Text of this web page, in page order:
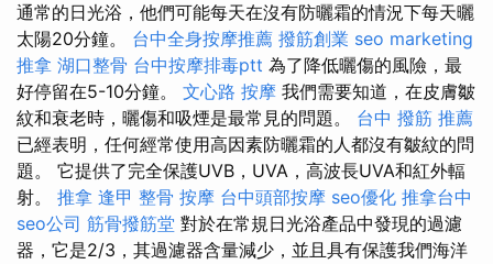
通常的日光浴，他們可能每天在沒有防曬霜的情況下每天曬
太陽20分鐘。 台中全身按摩推薦 撥筋創業 seo marketing
推拿 湖口整骨 台中按摩排毒ptt 為了降低曬傷的風險，最
好停留在5-10分鐘。 文心路 按摩 我們需要知道，在皮膚皺
紋和衰老時，曬傷和吸煙是最常見的問題。 台中 撥筋 推薦
已經表明，任何經常使用高因素防曬霜的人都沒有皺紋的問
題。 它提供了完全保護UVB，UVA，高波長UVA和紅外輻
射。 推拿 逢甲 整骨 按摩 台中頭部按摩 seo優化 推拿台中
seo公司 筋骨撥筋堂 對於在常規日光浴產品中發現的過濾
器，它是2/3，其過濾器含量減少，並且具有保護我們海洋